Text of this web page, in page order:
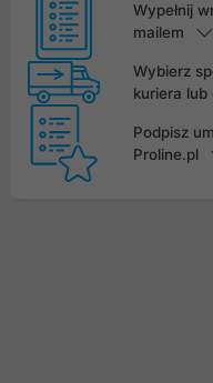
Wypełnij
mailem
Wybierz
kuriera lub
Podpisz
Proline.pl